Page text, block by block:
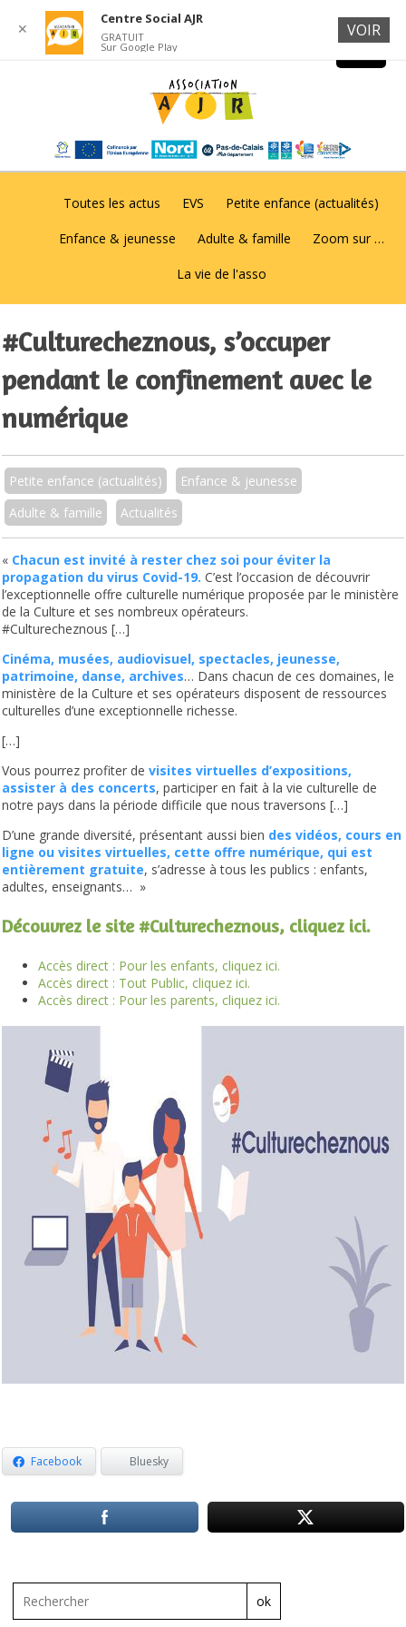
Toutes les actus EVS Petite enfance (actualités)
Enfance & jeunesse Adulte & famille Zoom sur …
La vie de l'asso
#Culturecheznous, s’occuper
pendant le confinement avec le
numérique
Petite enfance (actualités)
Enfance & jeunesse
Adulte & famille
Actualités
« Chacun est invité à rester chez soi pour éviter la
propagation du virus Covid-19. C’est l’occasion de découvrir
l’exceptionnelle offre culturelle numérique proposée par le ministère
de la Culture et ses nombreux opérateurs.
#Culturecheznous […]
Cinéma, musées, audiovisuel, spectacles, jeunesse,
patrimoine, danse, archives… Dans chacun de ces domaines, le
ministère de la Culture et ses opérateurs disposent de ressources
culturelles d’une exceptionnelle richesse.
[…]
Vous pourrez profiter devisites virtuelles d’expositions,
assister à des concerts, participer en fait à la vie culturelle de
notre pays dans la période difficile que nous traversons […]
D’une grande diversité, présentant aussi bien des vidéos, cours en
ligne ou visites virtuelles, cette offre numérique, qui est
entièrement gratuite, s’adresse à tous les publics : enfants,
adultes, enseignants… »
Découvrez le site #Culturecheznous, cliquez ici.
Accès direct : Pour les enfants, cliquez ici.
Accès direct : Tout Public, cliquez ici.
Accès direct : Pour les parents, cliquez ici.
Facebook Bluesky
ok
✕
Centre Social AJR
GRATUIT
Sur Google Play
VOIR